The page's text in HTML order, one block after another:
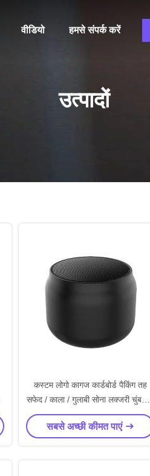
वीडियो हमसे संपर्क करें
उत्पादों
कस्टम लोगो कागज कार्डबोर्ड पैकिंग तह
सफेद / काला / गुलाबी सोना लक्जरी चुंबकीय
उपहार बॉक्स रिबन बंद के साथ
सबसे अच्छी कीमत पाएं